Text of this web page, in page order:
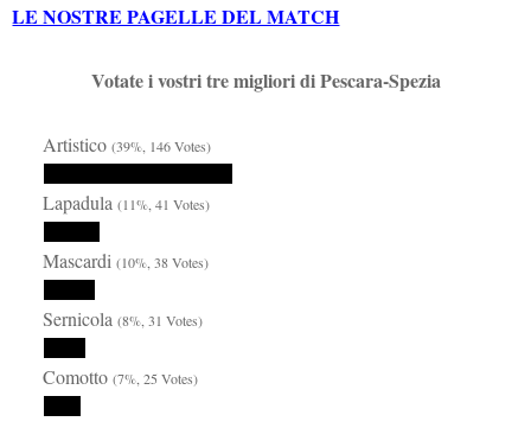
LE NOSTRE PAGELLE DEL MATCH
Votate i vostri tre migliori di Pescara-Spezia
Artistico(39%, 146 Votes)
Lapadula(11%, 41 Votes)
Mascardi(10%, 38 Votes)
Sernicola(8%, 31 Votes)
Comotto(7%, 25 Votes)